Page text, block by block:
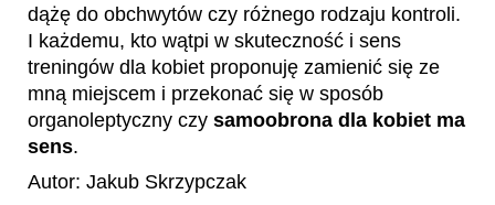
dążę do obchwytów czy różnego rodzaju kontroli.
I każdemu, kto wątpi w skuteczność i sens
treningów dla kobiet proponuję zamienić się ze
mną miejscem i przekonać się w sposób
organoleptyczny czy samoobrona dla kobiet ma
sens.
Autor: Jakub Skrzypczak